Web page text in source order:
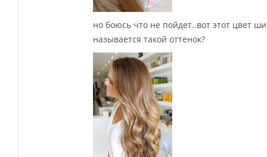
но боюсь что не пойдет..вот этот цвет
называется такой оттенок?